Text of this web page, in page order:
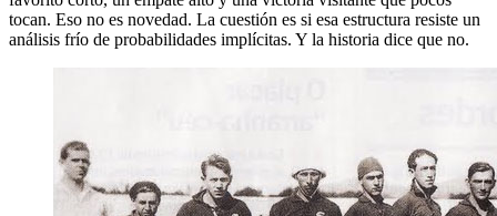
tocan. Eso no es novedad. La cuestión es si esa estructura resiste un
análisis frío de probabilidades implícitas. Y la historia dice que no.